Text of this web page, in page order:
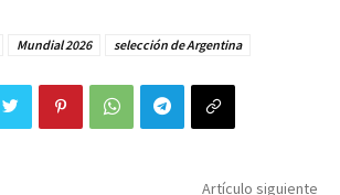
Mundial 2026 selección de Argentina
Artículo siguiente